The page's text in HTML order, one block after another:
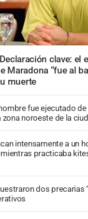
Declaración clave: el
Maradona “fue al
muerte
fue ejecutado
zona noroeste de la
intensamente a un
practicaba
dos precarias